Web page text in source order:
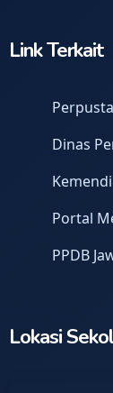
Link Terkait
Dinas
Portal
PPDB
Lokasi